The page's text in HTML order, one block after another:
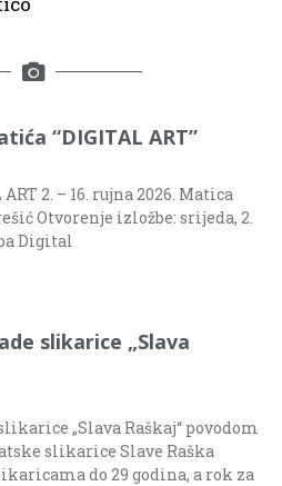
“DIGITAL ART”
2. – 16. rujna 2026. Matica
Otvorenje izložbe: srijeda, 2.
Digital
slikarice „Slava
„Slava Raškaj“ povodom
slikarice Slave Raška
do 29 godina, a rok za